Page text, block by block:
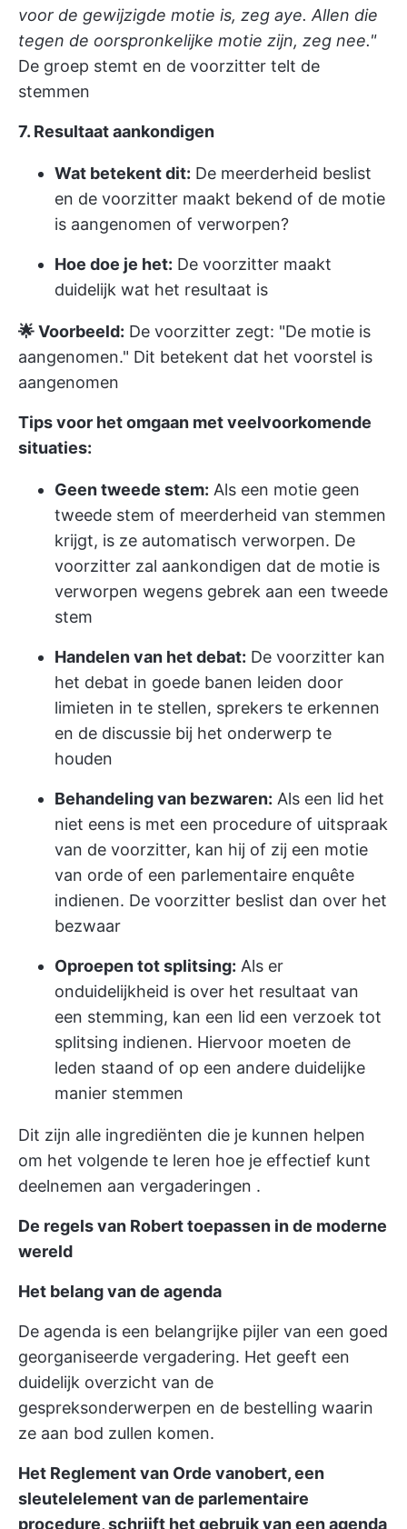
voor de gewijzigde motie is, zeg aye. Allen die
tegen de oorspronkelijke motie zijn, zeg nee."
De groep stemt en de voorzitter telt de
stemmen
7. Resultaat aankondigen
Wat betekent dit: De meerderheid beslist
en de voorzitter maakt bekend of de motie
is aangenomen of verworpen?
Hoe doe je het: De voorzitter maakt
duidelijk wat het resultaat is
🌟 Voorbeeld: De voorzitter zegt: "De motie is
aangenomen." Dit betekent dat het voorstel is
aangenomen
Tips voor het omgaan met veelvoorkomende
situaties:
Geen tweede stem: Als een motie geen
tweede stem of meerderheid van stemmen
krijgt, is ze automatisch verworpen. De
voorzitter zal aankondigen dat de motie is
verworpen wegens gebrek aan een tweede
stem
Handelen van het debat: De voorzitter kan
het debat in goede banen leiden door
limieten in te stellen, sprekers te erkennen
en de discussie bij het onderwerp te
houden
Behandeling van bezwaren: Als een lid het
niet eens is met een procedure of uitspraak
van de voorzitter, kan hij of zij een motie
van orde of een parlementaire enquête
indienen. De voorzitter beslist dan over het
bezwaar
Oproepen tot splitsing: Als er
onduidelijkheid is over het resultaat van
een stemming, kan een lid een verzoek tot
splitsing indienen. Hiervoor moeten de
leden staand of op een andere duidelijke
manier stemmen
Dit zijn alle ingrediënten die je kunnen helpen
om het volgende te leren hoe je effectief kunt
deelnemen aan vergaderingen .
De regels van Robert toepassen in de moderne
wereld
Het belang van de agenda
De agenda is een belangrijke pijler van een goed
georganiseerde vergadering. Het geeft een
duidelijk overzicht van de
gespreksonderwerpen en de bestelling waarin
ze aan bod zullen komen.
Het Reglement van Orde vanobert, een
sleutelelement van de parlementaire
procedure, schrijft het gebruik van een agenda